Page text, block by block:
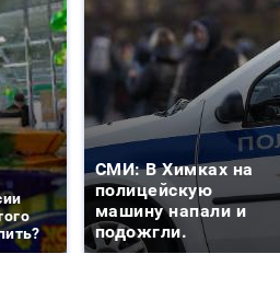
СМИ: В Химках на
полицейскую
машину напали и
подожгли.